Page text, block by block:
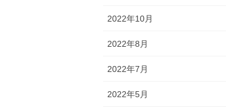
2022年10月
2022年8月
2022年7月
2022年5月